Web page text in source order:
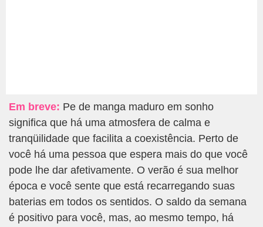
Em breve: Pe de manga maduro em sonho
significa que há uma atmosfera de calma e
tranqüilidade que facilita a coexistência. Perto de
você há uma pessoa que espera mais do que você
pode lhe dar afetivamente. O verão é sua melhor
época e você sente que está recarregando suas
baterias em todos os sentidos. O saldo da semana
é positivo para você, mas, ao mesmo tempo, há